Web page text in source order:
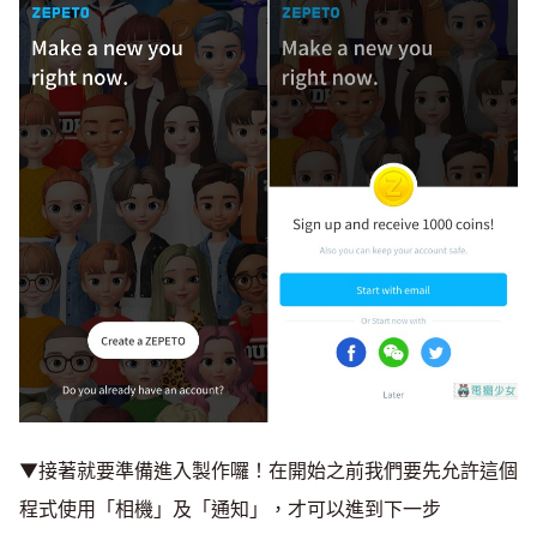
▼接著就要準備進入製作囉！在開始之前我們要先允許這個
程式使用「相機」及「通知」，才可以進到下一步